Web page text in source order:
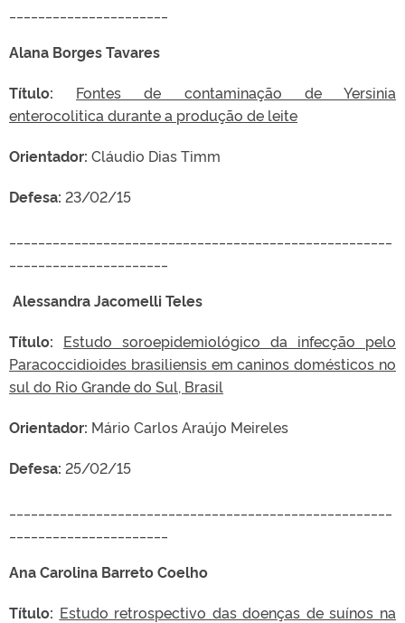
Alana Borges Tavares
Título:
Fontes de contaminação de Yersinia
enterocolitica durante a produção de leite
Orientador: Cláudio Dias Timm
Defesa: 23/02/15
Alessandra Jacomelli Teles
Título: Estudo soroepidemiológico da infecção pelo
Paracoccidioides brasiliensis em caninos domésticos no
sul do Rio Grande do Sul, Brasil
Orientador: Mário Carlos Araújo Meireles
Defesa: 25/02/15
Ana Carolina Barreto Coelho
Título: Estudo retrospectivo das doenças de suínos na